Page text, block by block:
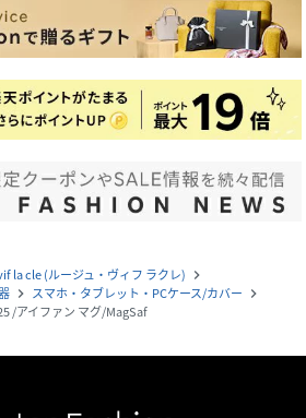
la cle (ルージュ・ヴィフ ラクレ) navigate_next
navigate_next スマホ・タブレット・PCケース/カバー navigate_next
/アイファン マグ/MagSaf